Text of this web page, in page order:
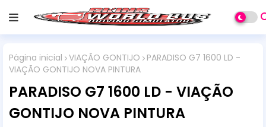
Página inicial VIAÇÃO GONTIJO
PARADISO G7 1600 LD -
VIAÇÃO GONTIJO NOVA PINTURA
PARADISO G7 1600 LD - VIAÇÃO
GONTIJO NOVA PINTURA